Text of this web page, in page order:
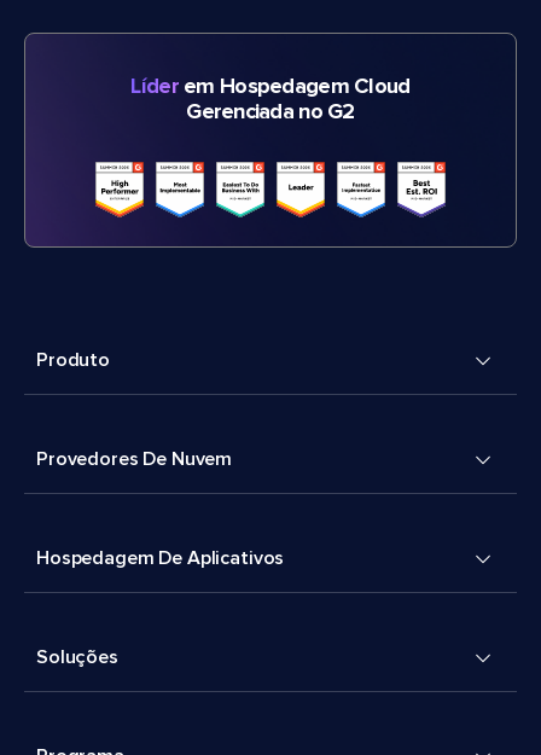
Líderem Hospedagem Cloud
Gerenciada no G2
Produto
Provedores De Nuvem
Hospedagem De Aplicativos
Soluções